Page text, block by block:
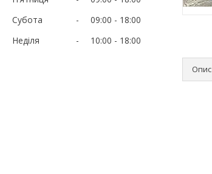
Субота
09:00
18:00
Неділя
10:00 18:00
Опис